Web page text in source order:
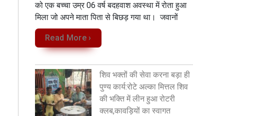
को एक बच्चा उम्र 06 वर्ष बदहवाश अवस्था में रोता हुआ
मिला जो अपने माता पिता से बिछड़ गया था। जवानों
Read More ›
शिव भक्तों की सेवा करना बड़ा ही
पुण्य कार्य:रोटे अल्का मित्तल शिव
की भक्ति में लीन हुआ रोटरी
क्लब,कावड़ियों का स्वागत